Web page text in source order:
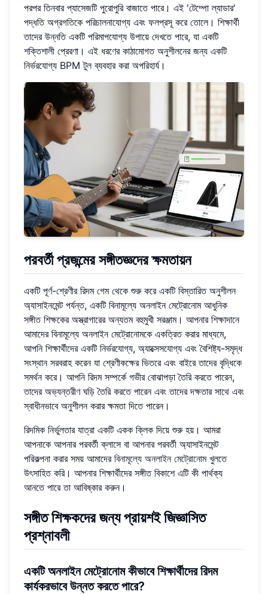
পরপর তিনবার প্যাসেজটি পুরোপুরি বাজাতে পারে। এই 'টেম্পো ল্যাডার'
পদ্ধতি অগ্রগতিকে পরিচালনাযোগ্য এবং ফলপ্রসূ করে তোলে। শিক্ষার্থী
তাদের উন্নতি একটি পরিমাপযোগ্য উপায়ে দেখতে পারে, যা একটি
শক্তিশালী প্রেরণা। এই ধরণের কাঠামোগত অনুশীলনের জন্য একটি
নির্ভরযোগ্য BPM টুলব্যবহার করা অপরিহার্য।
পরবর্তী প্রজন্মের সঙ্গীতজ্ঞদের ক্ষমতায়ন
একটি পূর্ণ-শ্রেণীর রিদম গেম থেকে শুরু করে একটি বিস্তারিত অনুশীলন
অ্যাসাইনমেন্ট পর্যন্ত, একটি বিনামূল্যে অনলাইন মেট্রোনোম আধুনিক
সঙ্গীত শিক্ষকের অস্ত্রাগারের অন্যতম বহুমুখী সরঞ্জাম। আপনার শিক্ষাদানে
আমাদের বিনামূল্যে অনলাইন মেট্রোনোমকে একত্রিত করার মাধ্যমে,
আপনি শিক্ষার্থীদের একটি নির্ভরযোগ্য, অ্যাক্সেসযোগ্য এবং বৈশিষ্ট্য-সমৃদ্ধ
সংস্থান সরবরাহ করেন যা শ্রেণীকক্ষের ভিতরে এবং বাইরে তাদের বৃদ্ধিকে
সমর্থন করে। আপনি রিদম সম্পর্কে গভীর বোঝাপড়া তৈরি করতে পারেন,
তাদের অভ্যন্তরীণ ঘড়ি তৈরি করতে পারেন এবং তাদের দক্ষতার সাথে এবং
স্বাধীনভাবে অনুশীলন করার ক্ষমতা দিতে পারেন।
রিদমিক নির্ভুলতার যাত্রা একটি একক ক্লিক দিয়ে শুরু হয়। আমরা
আপনাকে আপনার পরবর্তী ক্লাসে বা আপনার পরবর্তী অ্যাসাইনমেন্ট
পরিকল্পনা করার সময় আমাদের বিনামূল্যে অনলাইন মেট্রোনোমখুলতে
উৎসাহিত করি। আপনার শিক্ষার্থীদের সঙ্গীত বিকাশে এটি কী পার্থক্য
আনতে পারে তা আবিষ্কার করুন।
সঙ্গীত শিক্ষকদের জন্য প্রায়শই জিজ্ঞাসিত
প্রশ্নাবলী
একটি অনলাইন মেট্রোনোম কীভাবে শিক্ষার্থীদের রিদম
কার্যকরভাবে উন্নত করতে পারে?